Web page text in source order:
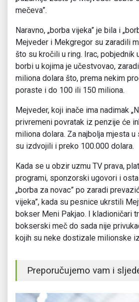
mečeva”.
Naravno, „borba vijeka” je bila i
Mejveder i Mekgregor su zaradili
što su kročili u ring. Irac, pobjednik
borbi u kojima je učestvovao,
miliona dolara što, prema nekim
poraste i do 100 ili 150 miliona.
Mejveder, koji inače ima nadimak
privremeni povratak iz penzije će
miliona dolara. Za najbolja mjesta
su izdvojili i preko 100.000 dolara.
Kada se u obzir uzmu TV prava,
programi, sponzorski ugovori i
„borba za novac” po zaradi
vijeka”, kada su pesnice ukrstili
bokser Meni Pakjao. I kladioničari
bokserski meč do sada nije
kojih su neke dostizale milionske
Preporučujemo vam i